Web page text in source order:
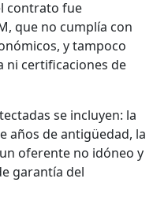
contrato fue
que no cumplía con
y tampoco
ni certificaciones de
se incluyen: la
años de antigüedad, la
oferente no idóneo y
garantía del